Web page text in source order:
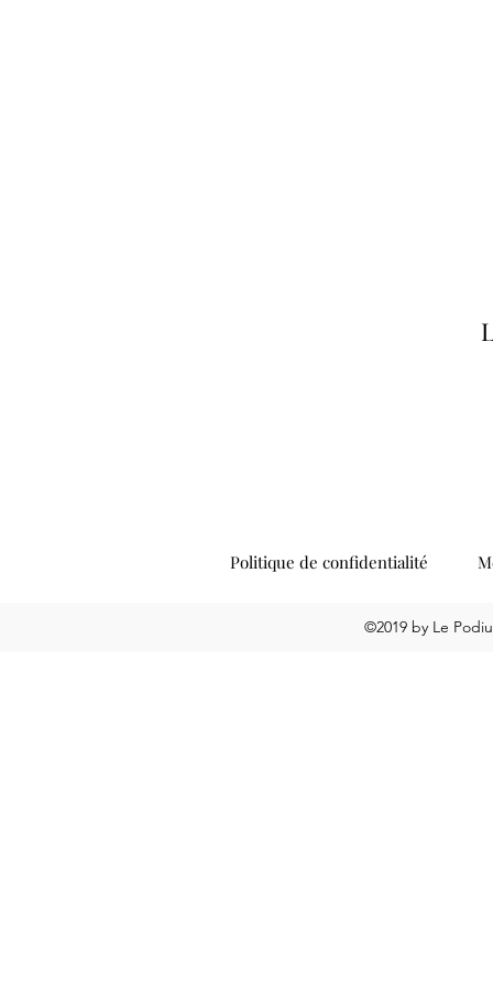
Politique de confidentialité
©2019 by Le